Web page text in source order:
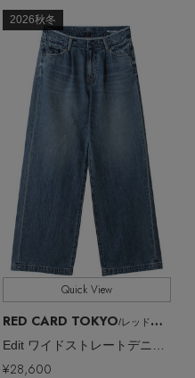
フシーエル」の
2026秋冬
Quick View
RED CARD TOKYO/レッドカード トーキョー
¥28,600